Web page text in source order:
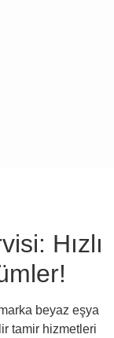
Hızlı
beyaz eşya
tamir hizmetleri